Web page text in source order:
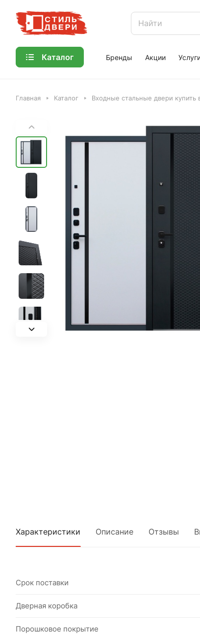
Каталог Бренды Акции
Главная Каталог Входные стальные двери купить
Характеристики Описание Отзывы
Срок поставки
Дверная коробка
Порошковое покрытие